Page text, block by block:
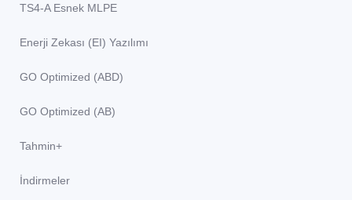
TS4-A Esnek MLPE
Enerji Zekası (EI) Yazılımı
GO Optimized (ABD)
GO Optimized (AB)
Tahmin+
İndirmeler